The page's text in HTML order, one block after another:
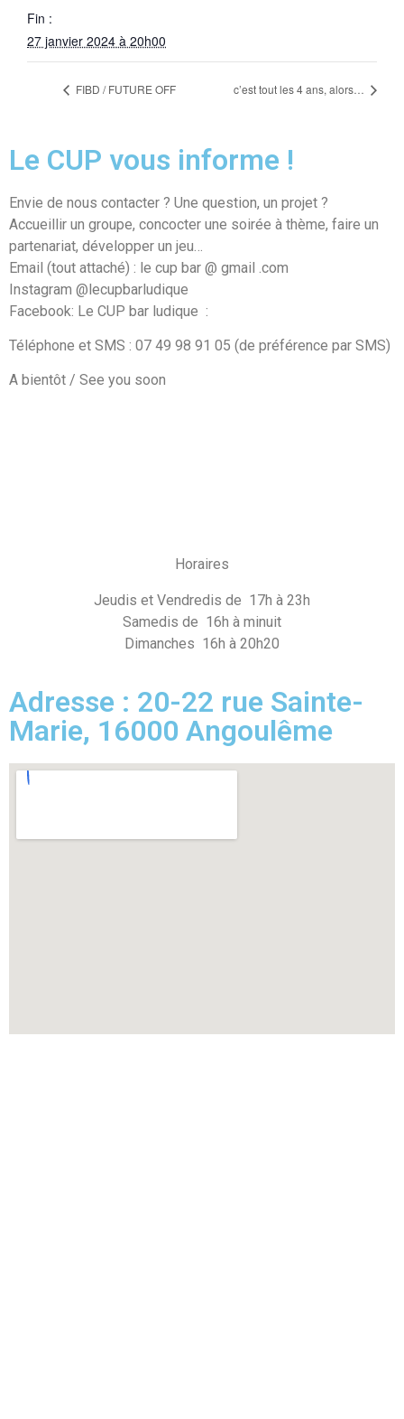
Fin :
27 janvier 2024 à 20h00
FIBD / FUTURE OFF c’est tout les 4 ans, alors…
Le CUP vous informe !
Envie de nous contacter ? Une question, un projet ?
Accueillir un groupe, concocter une soirée à thème, faire un
partenariat, développer un jeu…
Email (tout attaché) : le cup bar @ gmail .com
Instagram @lecupbarludique
Facebook: Le CUP bar ludique :
Téléphone et SMS : 07 49 98 91 05 (de préférence par SMS)
A bientôt / See you soon
Horaires
Jeudis et Vendredis de 17h à 23h
Samedis de 16h à minuit
Dimanches 16h à 20h20
Adresse : 20-22 rue Sainte-
Marie, 16000 Angoulême